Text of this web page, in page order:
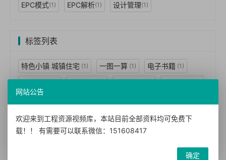
EPC模式(1) EPC解析(1) 设计管理(1)
标签列表
特色小镇 城镇住宅 (1) 一图一算 (1) 电子书籍 (1)
BIM标准(1) BIM经理 (1) 民用建筑(7) 工程设计(7)
技术措施(7) 暖通空调(2) 动力(1)
网站公告
欢迎来到工程资源视频库，本站目前全部资料均可免费下
载！！ 有需要可以联系微信：151608417
确定